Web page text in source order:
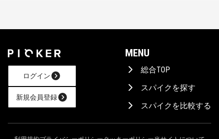
AIに相談！
ログイン
新規会員登録
MENU
総合TOP
スパイクを探す
スパイクを比較する